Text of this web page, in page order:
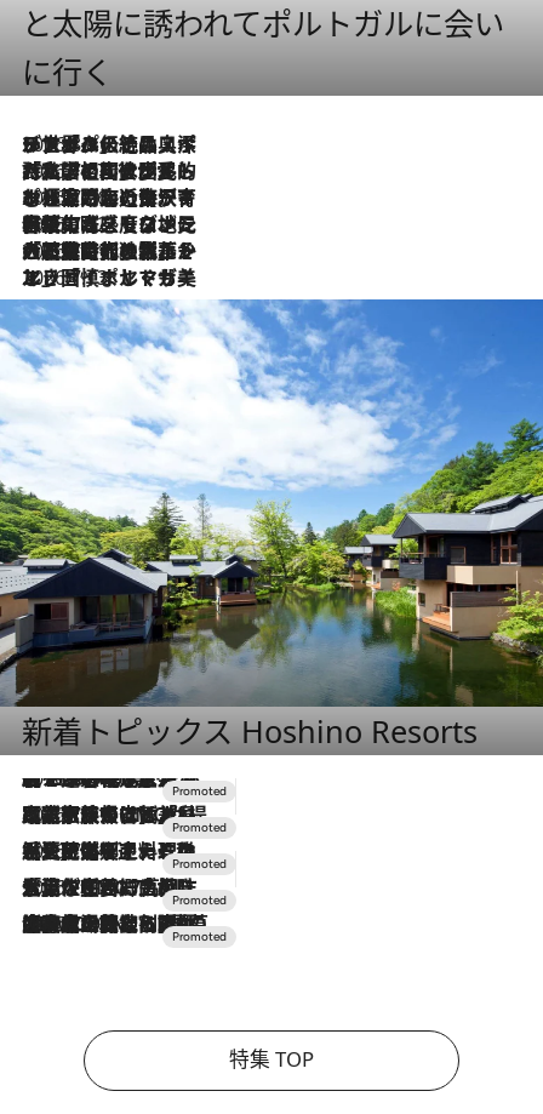
と太陽に誘われてポルトガルに会い
に行く
2026.8.8
リスボンの絶品スイーツ「パステル・デ・ナタ」とは？ポルトガル伝統の奥深い世界へ
2026.7.27
「私の祖国はポルトガル語です」国民的詩人フェルナンド・ペソアと、彼が愛した文学の街を歩く
2026.7.26
ポルトガル近海が育む極上の海の幸。キリリと冷えた白ワインと愉しむ、シーフード専門店の贅沢
2026.7.22
伝統の味をモダンに昇華。高感度な地元客が集う、リスボンの最旬ガストロノミー
2026.7.21
大航海時代の栄華から、震災、独裁、そして革命へ。ポルトガル・首都リスボンの石畳に刻まれた「歴史の光と影」
2026.7.13
エッセイ・ヤマザキマリ「慎ましくも美しき国 ポルトガル」
新着トピックス Hoshino Resorts
2026.8.7
【トンボの足水浴】ヒノキの香りに包まれて涼感マックス！約13℃の湧水かけ流しを避暑地「星野温泉 トンボの湯」で体験
2026.7.31
【ホテル帰省】という選択肢をOMOが提案。家族とほどよい距離を保つには「昼は実家、夜は気兼ねなくホテルで！」
2026.7.24
【夏限定ディナーコース】旬を迎える稚鮎や花ズッキーニなどをイタリア・トスカーナの郷土料理の手法で満喫！
2026.7.17
「土佐和ハーブかき氷」がOMO7高知に登場！生姜、山椒、大葉など目にも舌にも涼を呼ぶ郷土の味
2026.7.10
NEW OPEN！【界 草津】名湯の地に誕生。趣の異なる2種の温泉と上州ならではの会席・蕎麦割烹など美食を味わう究極の癒やし旅
特集 TOP